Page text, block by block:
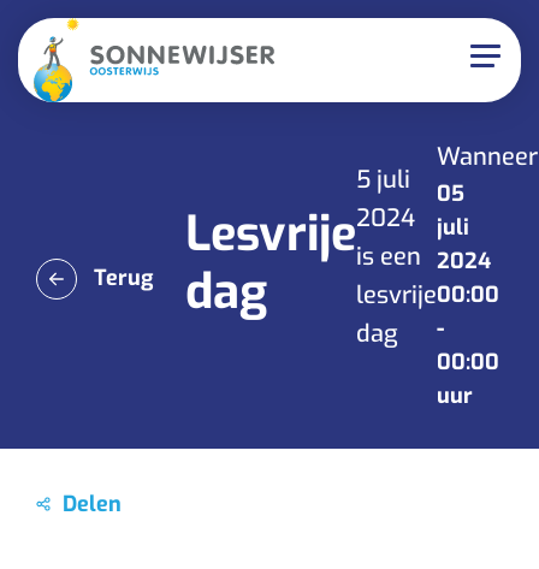
Terug
Lesvrije
dag
5 juli
2024
is een
lesvrije
dag
Wanneer
05
juli
2024
00:00
-
00:00
uur